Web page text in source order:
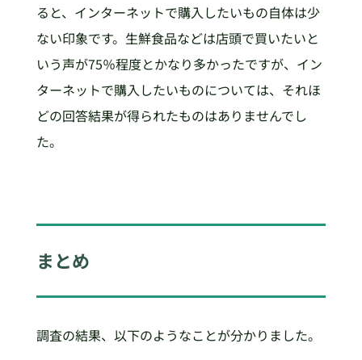
ると、インターネットで購入したいもの自体は少
ない印象です。生鮮食品などは店頭で買いたいと
いう声が75％程度とかなり多かったですが、イン
ターネットで購入したいものについては、それほ
どの回答結果が得られたものはありませんでし
た。
まとめ
調査の結果、以下のようなことが分かりました。